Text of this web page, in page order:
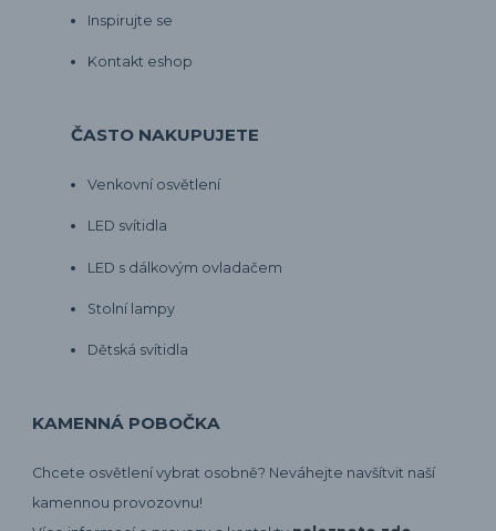
Inspirujte se
Kontakt eshop
ČASTO NAKUPUJETE
Venkovní osvětlení
LED svítidla
LED s dálkovým ovladačem
Stolní lampy
Dětská svítidla
KAMENNÁ POBOČKA
Chcete osvětlení vybrat osobně? Neváhejte navšítvit naší
kamennou provozovnu!